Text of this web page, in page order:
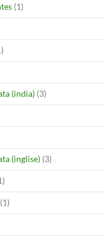
(1)
(india) (3)
(inglise) (3)
(1)